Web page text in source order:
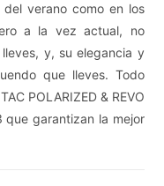
verano como en los
a la vez actual, no
y, su elegancia y
que lleves. Todo
POLARIZED & REVO
que garantizan la mejor